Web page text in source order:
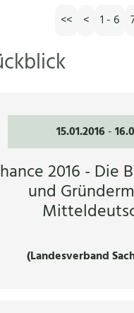
<<
< 1 - 6
15.01.2016 -
2016 - Die
und
(Landesverband